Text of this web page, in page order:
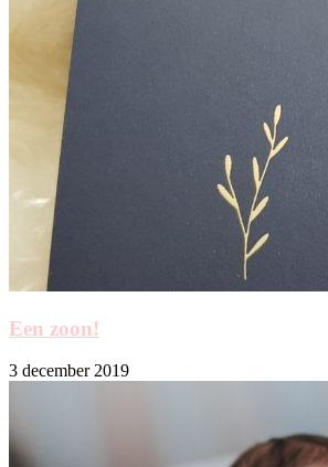
Een zoon!
3 december 2019